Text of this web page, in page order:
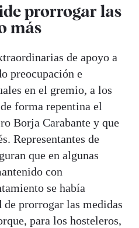
prorrogar las
más
de apoyo a
preocupación e
en el gremio, a los
forma repentina el
Borja Carabante y que
Representantes de
que en algunas
con
se había
prorrogar las medidas
para los hosteleros,